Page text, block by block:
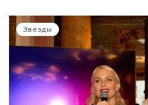
Звёзды